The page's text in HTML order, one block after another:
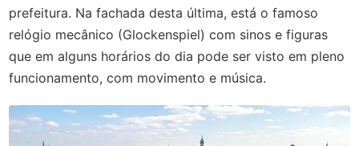
prefeitura. Na fachada desta última, está o famoso
relógio mecânico (Glockenspiel) com sinos e figuras
que em alguns horários do dia pode ser visto em pleno
funcionamento, com movimento e música.